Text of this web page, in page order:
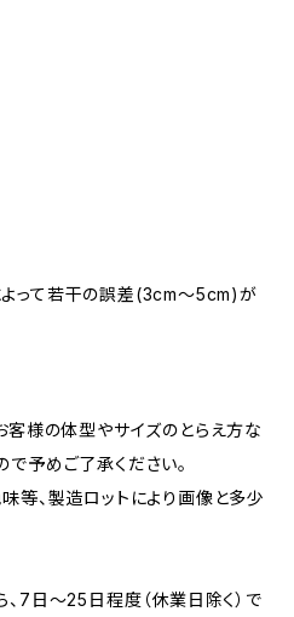
って若干の誤差(3cm〜5cm)が
客様の体型やサイズのとらえ方な
予めご了承ください。
等、製造ロットにより画像と多少
7日〜25日程度（休業日除く）で